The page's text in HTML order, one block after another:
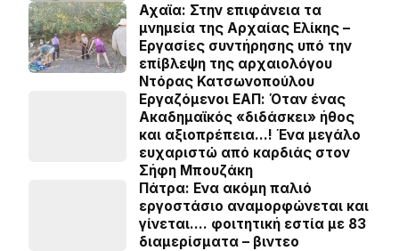
Αχαϊα: Στην επιφάνεια τα
μνημεία της Αρχαίας Ελίκης –
Εργασίες συντήρησης υπό την
επίβλεψη της αρχαιολόγου
Ντόρας Κατσωνοπούλου
Εργαζόμενοι ΕΑΠ: Όταν ένας
Ακαδημαϊκός «διδάσκει» ήθος
και αξιοπρέπεια…! Ένα μεγάλο
ευχαριστώ από καρδιάς στον
Σήφη Μπουζάκη
Πάτρα: Ενα ακόμη παλιό
εργοστάσιο αναμορφώνεται και
γίνεται…. φοιτητική εστία με 83
διαμερίσματα – βιντεο